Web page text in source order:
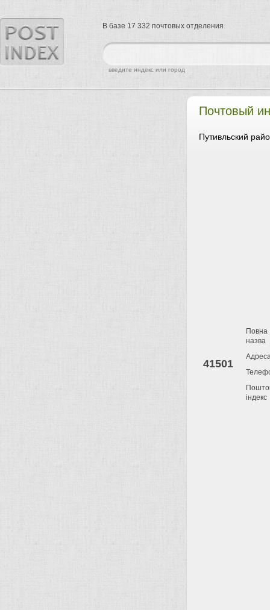
Почтовый
Путивльский
41501
Повна
назва
індекс
найти
введите индекс или город
В базе 17 332 почтовых отделения